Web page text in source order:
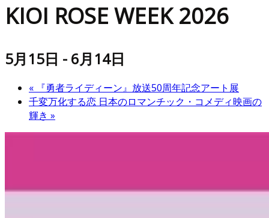
KIOI ROSE WEEK 2026
5月15日 - 6月14日
« 『勇者ライディーン』放送50周年記念アート展
千変万化する恋 日本のロマンチック・コメディ映画の
輝き »